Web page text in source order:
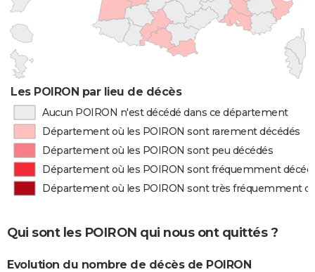
Les POIRON par lieu de décès
Aucun POIRON n'est décédé dans ce département
Département où les POIRON sont rarement décédés
Département où les POIRON sont peu décédés
Département où les POIRON sont fréquemment
Département où les POIRON sont très fréquemment
Qui sont les POIRON qui nous ont quittés ?
Evolution du nombre de décès de POIRON